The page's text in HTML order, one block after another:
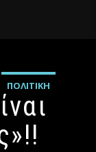
ΠΟΛΙΤΙΚΉ